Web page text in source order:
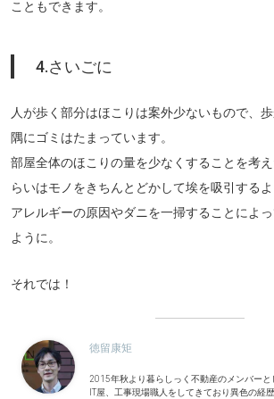
こともできます。
4.さいごに
人が歩く部分はほこりは案外少ないもので、
隅にゴミはたまっています。
部屋全体のほこりの量を少なくすることを考
らいはモノをきちんとどかして埃を吸引するよ
アレルギーの原因やダニを一掃することによ
ように。
それでは！
徳留康矩
2015年秋より暮らしっく不動産のメンバーと
IT屋、工事現場職人をしてきており異色の経